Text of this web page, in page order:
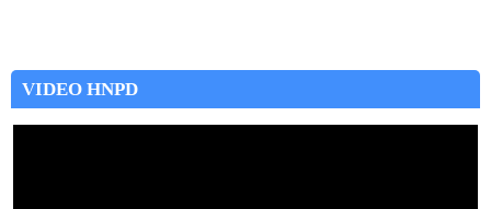
VIDEO HNPD